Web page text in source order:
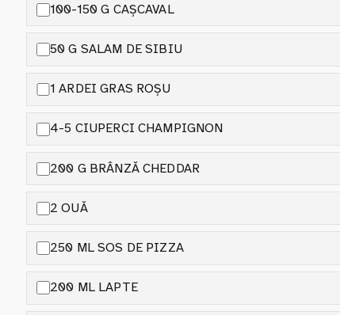
100-150 G CAȘCAVAL
50 G SALAM DE SIBIU
1 ARDEI GRAS ROȘU
4-5 CIUPERCI CHAMPIGNON
200 G BRÂNZĂ CHEDDAR
2 OUĂ
250 ML SOS DE PIZZA
200 ML LAPTE